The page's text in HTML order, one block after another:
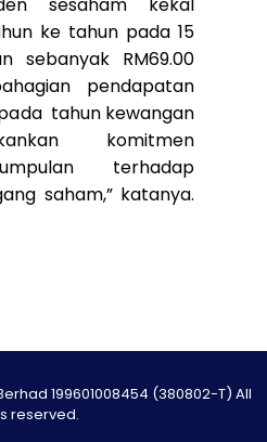
sesaham kekal
ke tahun pada 15
sebanyak RM69.00
pendapatan
tahun kewangan
komitmen
terhadap
saham,” katanya.
199601008454 (380802-T) All
reserved.